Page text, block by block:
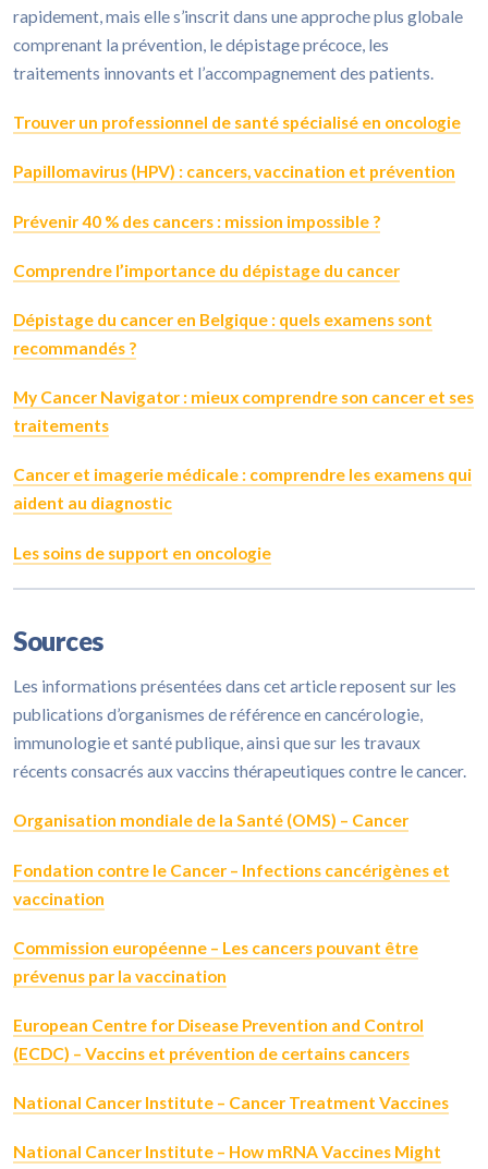
rapidement, mais elle s’inscrit dans une approche plus globale
comprenant la prévention, le dépistage précoce, les
traitements innovants et l’accompagnement des patients.
Trouver un professionnel de santé spécialisé en oncologie
Papillomavirus (HPV) : cancers, vaccination et prévention
Prévenir 40 % des cancers : mission impossible ?
Comprendre l’importance du dépistage du cancer
Dépistage du cancer en Belgique : quels examens sont
recommandés ?
My Cancer Navigator : mieux comprendre son cancer et ses
traitements
Cancer et imagerie médicale : comprendre les examens qui
aident au diagnostic
Les soins de support en oncologie
Sources
Les informations présentées dans cet article reposent sur les
publications d’organismes de référence en cancérologie,
immunologie et santé publique, ainsi que sur les travaux
récents consacrés aux vaccins thérapeutiques contre le cancer.
Organisation mondiale de la Santé (OMS) – Cancer
Fondation contre le Cancer – Infections cancérigènes et
vaccination
Commission européenne – Les cancers pouvant être
prévenus par la vaccination
European Centre for Disease Prevention and Control
(ECDC) – Vaccins et prévention de certains cancers
National Cancer Institute – Cancer Treatment Vaccines
National Cancer Institute – How mRNA Vaccines Might